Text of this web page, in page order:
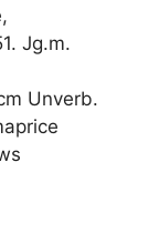
Jg.m.
Unverb.